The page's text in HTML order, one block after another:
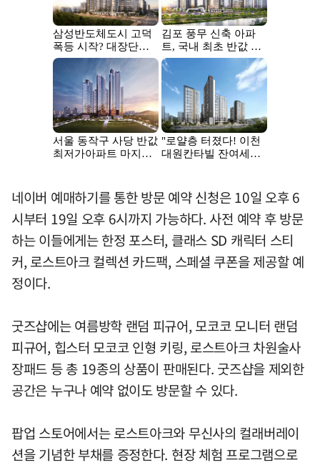
네이버 예매하기를 통한 방문 예약 신청은 10일 오후 6
시부터 19일 오후 6시까지 가능하다. 사전 예약 후 방문
하는 이들에게는 한정 포스터, 클래스 SD 캐릭터 스티
커, 로스트아크 컬렉션 카드팩, 스페셜 쿠폰을 제공할 예
정이다.
굿즈샵에는 여름방학 랜덤 피규어, 모코코 모니터 랜덤
피규어, 힙스터 모코코 인형 키링, 로스트아크 차원술사
장패드 등 총 19종의 상품이 판매된다. 굿즈샵을 제외한
공간은 누구나 예약 없이도 방문할 수 있다.
팝업 스토어에서는 로스트아크와 무신사의 컬래버레이
션을 기념한 부채를 증정한다. 현장 체험 프로그램으로